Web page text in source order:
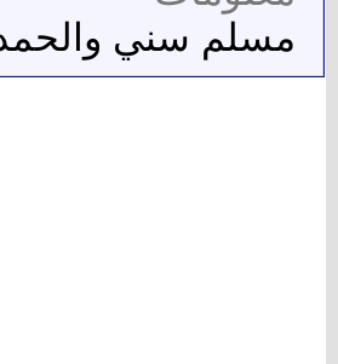
مسلم سني